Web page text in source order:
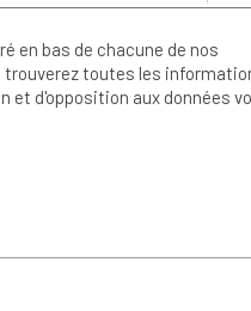
en bas de chacune de nos
toutes les
et d'opposition aux données